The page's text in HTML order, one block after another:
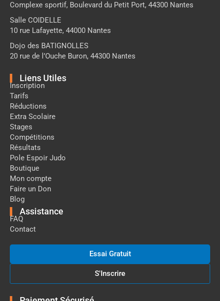
Complexe sportif, Boulevard du Petit Port, 44300 Nantes
Salle COIDELLE
10 rue Lafayette, 44000 Nantes
Dojo des BATIGNOLLES
20 rue de l’Ouche Buron, 44300 Nantes
Liens Utiles
Inscription
Tarifs
Réductions
Extra Scolaire
Stages
Compétitions
Résultats
Pole Espoir Judo
Boutique
Mon compte
Faire un Don
Blog
Assistance
FAQ
Contact
Essai Gratuit
S'Inscrire